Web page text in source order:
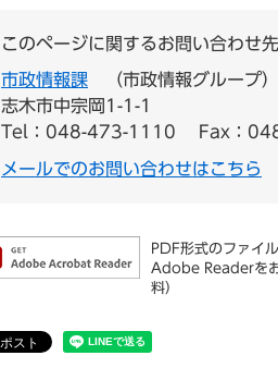
このページに関するお問い合わせ先
市政情報課
市政情報グループ
志木市中宗岡1-1-1
Tel：048-473-1110
Fax：
メールでのお問い合わせはこちら
PDF形式のファイ
Adobe Readerをお
料）